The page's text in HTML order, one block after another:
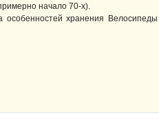
начало 70-х).
хранения